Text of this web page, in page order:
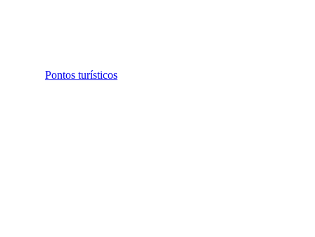
Pontos turísticos